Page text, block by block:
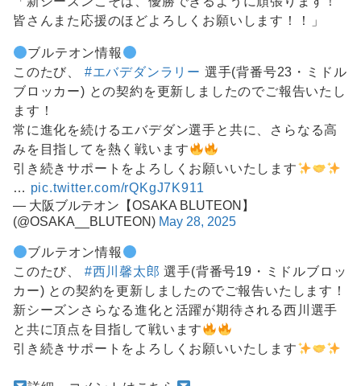
皆さんまた応援のほどよろしくお願いします！！」
ブルテオン情報
このたび、 #エバデダンラリー 選手(背番号23・ミドル
ブロッカー) との契約を更新しましたのでご報告いたし
ます！
常に進化を続けるエバデダン選手と共に、さらなる高
みを目指してを熱く戦います
引き続きサポートをよろしくお願いいたします
… pic.twitter.com/rQKgJ7K911
— 大阪ブルテオン【OSAKA BLUTEON】
(@OSAKA__BLUTEON) May 28, 2025
ブルテオン情報
このたび、 #西川馨太郎 選手(背番号19・ミドルブロッ
カー) との契約を更新しましたのでご報告いたします！
新シーズンさらなる進化と活躍が期待される西川選手
と共に頂点を目指して戦います
引き続きサポートをよろしくお願いいたします